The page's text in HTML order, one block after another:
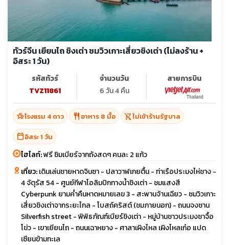
ทัวร์จีน เยียนไถ ชิงเต่า ชมวิวเกาะเสี่ยวชิงเต่า (ไม่ลงร้าน +
อิสระ 1 วัน)
รหัสทัวร์
TVZ11861
จำนวนวัน
6 วัน 4 คืน
สายการบิน
hotel_classโรงแรม 4 ดาว restaurant อาหาร 8 มื้อ shopping_cart_offไม่เข้าร้านรัฐบาล
calendar_todayอิสระ 1 วัน
ไฮไลท์:ฟรี ชิมเบียร์จากถังสดๆ คนละ 2 แก้ว
เที่ยว:เดินเล่นชายหาดจินซา - ปลาวาฬเกยตื้น - ท่าเรือประมงไห่ชาง -
4 จัตุรัส 54 - ศูนย์กีฬาโอลิมปิกทางน้ำชิงเต่า - ชมแสงสี
Cyberpunk ยามค่ำคืนหาดหมายเลข 3 - สะพานจ้านเฉียว - ชมวิวเกาะ
เสี่ยวชิงเต่าจากระยะไกล - โบสถ์คริสต์ (ชมภายนอก) - ถนนจงซาน
Silverfish street - พิพิธภัณฑ์เบียร์ชิงเต่า - หมู่บ้านชาวประมงซาจื้อ
โข่ว - เขาเยียนไถ - ถนนเฉาหยาง - ศาลาเผิงไหล เผิงไหลเก๋อ แปด
เซียนข้ามทะเล